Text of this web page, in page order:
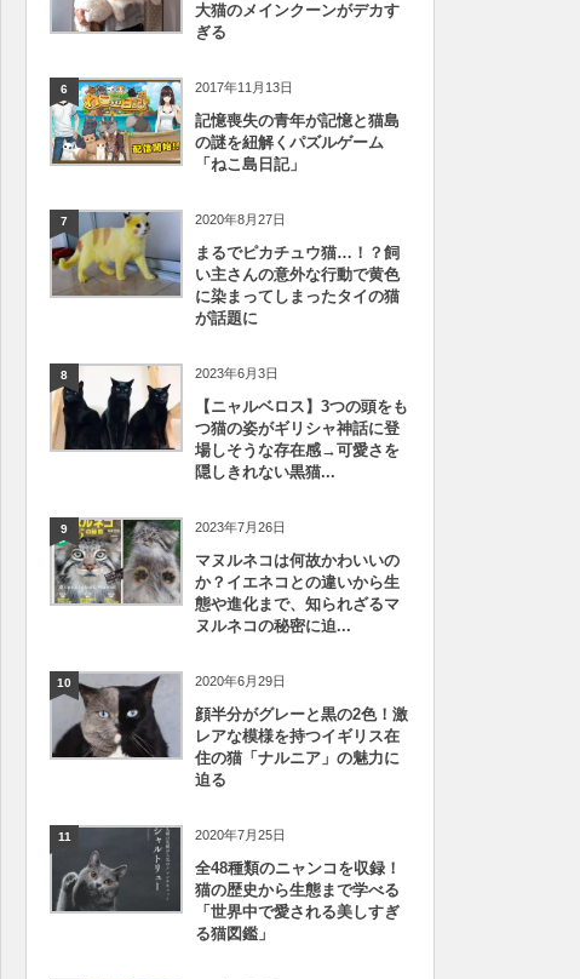
大猫のメインクーンがデカす
ぎる
6 2017年11月13日
記憶喪失の青年が記憶と猫島
の謎を紐解くパズルゲーム
「ねこ島日記」
7 2020年8月27日
まるでピカチュウ猫…！？飼
い主さんの意外な行動で黄色
に染まってしまったタイの猫
が話題に
8 2023年6月3日
【ニャルベロス】3つの頭をも
つ猫の姿がギリシャ神話に登
場しそうな存在感→可愛さを
隠しきれない黒猫...
9 2023年7月26日
マヌルネコは何故かわいいの
か？イエネコとの違いから生
態や進化まで、知られざるマ
ヌルネコの秘密に迫...
10 2020年6月29日
顔半分がグレーと黒の2色！激
レアな模様を持つイギリス在
住の猫「ナルニア」の魅力に
迫る
11 2020年7月25日
全48種類のニャンコを収録！
猫の歴史から生態まで学べる
「世界中で愛される美しすぎ
る猫図鑑」